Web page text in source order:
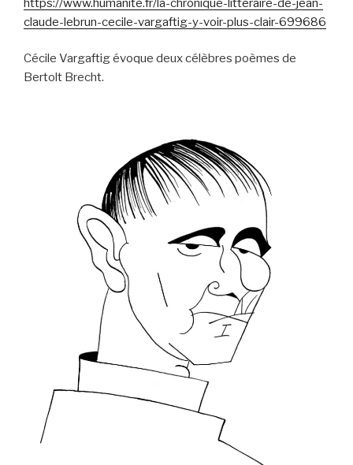
claude-lebrun-cecile-vargaftig-y-voir-plus-clair-699686
Cécile Vargaftig évoque deux célèbres poèmes de
Bertolt Brecht.